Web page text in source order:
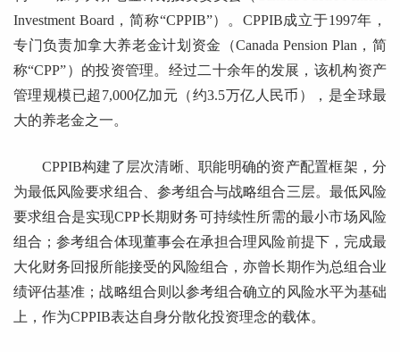
Investment Board，简称“CPPIB”）。CPPIB成立于1997年，
专门负责加拿大养老金计划资金（Canada Pension Plan，简
称“CPP”）的投资管理。经过二十余年的发展，该机构资产
管理规模已超7,000亿加元（约3.5万亿人民币），是全球最
大的养老金之一。
CPPIB构建了层次清晰、职能明确的资产配置框架，分
为最低风险要求组合、参考组合与战略组合三层。最低风险
要求组合是实现CPP长期财务可持续性所需的最小市场风险
组合；参考组合体现董事会在承担合理风险前提下，完成最
大化财务回报所能接受的风险组合，亦曾长期作为总组合业
绩评估基准；战略组合则以参考组合确立的风险水平为基础
上，作为CPPIB表达自身分散化投资理念的载体。